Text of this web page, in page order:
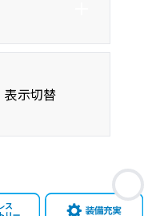
高い順
表示切替
お